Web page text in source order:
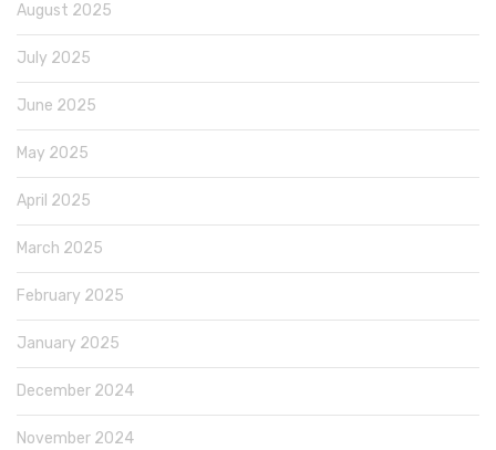
August 2025
July 2025
June 2025
May 2025
April 2025
March 2025
February 2025
January 2025
December 2024
November 2024